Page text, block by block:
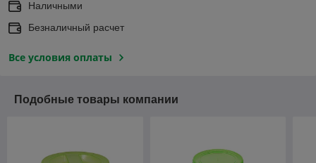
Наличными
Безналичный расчет
Все условия оплаты
Подобные товары компании